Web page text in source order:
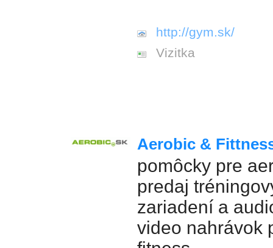
http://gym.sk/
Vizitka
Aerobic &
pomôcky pre
predaj
zariadení a
video nahrávok